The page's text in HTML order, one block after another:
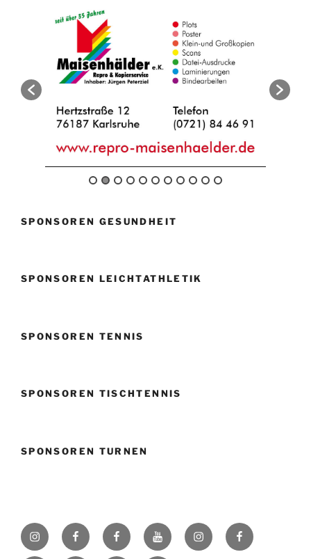
SPONSOREN GESUNDHEIT
SPONSOREN LEICHTATHLETIK
SPONSOREN TENNIS
SPONSOREN TISCHTENNIS
SPONSOREN TURNEN
Instagram
SVK
Facebook
Volleyball
Facebook
Fußball
YoutubeInstagram
Badener
Facebook
Badener